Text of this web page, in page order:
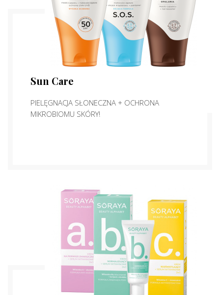
Sun Care
PIELĘGNACJA SŁONECZNA + OCHRONA
MIKROBIOMU SKÓRY!